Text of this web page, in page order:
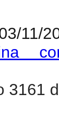
11/
3161